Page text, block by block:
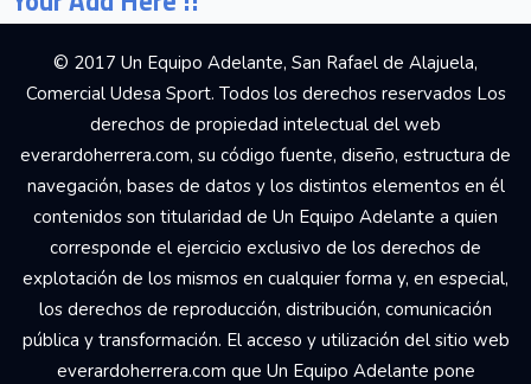
© 2017 Un Equipo Adelante, San Rafael de Alajuela,
Comercial Udesa Sport. Todos los derechos reservados Los
derechos de propiedad intelectual del web
everardoherrera.com, su código fuente, diseño, estructura de
navegación, bases de datos y los distintos elementos en él
contenidos son titularidad de Un Equipo Adelante a quien
corresponde el ejercicio exclusivo de los derechos de
explotación de los mismos en cualquier forma y, en especial,
los derechos de reproducción, distribución, comunicación
pública y transformación. El acceso y utilización del sitio web
everardoherrera.com que Un Equipo Adelante pone